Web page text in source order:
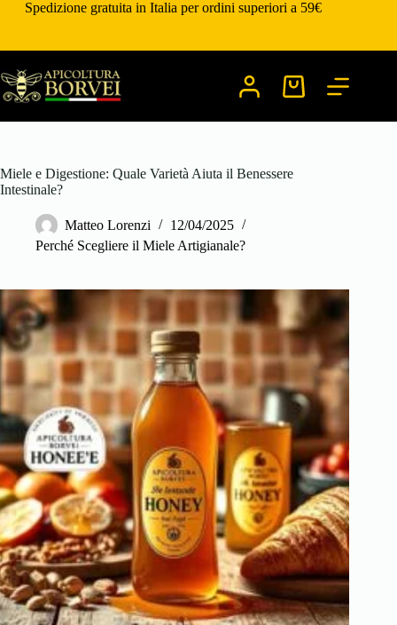
SaltaSpedizione gratuita in Italia per ordini superiori a 59€
Carrello
Miele e Digestione: Quale Varietà Aiuta il Benessere
Intestinale?
Matteo Lorenzi
12/04/2025
Perché Scegliere il Miele Artigianale?